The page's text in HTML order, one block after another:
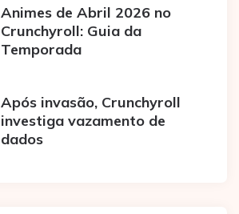
Animes de Abril 2026 no
Crunchyroll: Guia da
Temporada
Após invasão, Crunchyroll
investiga vazamento de
dados